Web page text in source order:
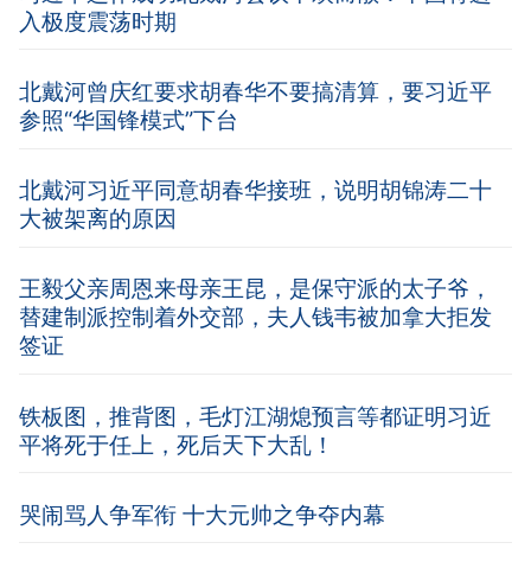
入极度震荡时期
北戴河曾庆红要求胡春华不要搞清算，要习近平
参照“华国锋模式”下台
北戴河习近平同意胡春华接班，说明胡锦涛二十
大被架离的原因
王毅父亲周恩来母亲王昆，是保守派的太子爷，
替建制派控制着外交部，夫人钱韦被加拿大拒发
签证
铁板图，推背图，毛灯江湖熄预言等都证明习近
平将死于任上，死后天下大乱！
哭闹骂人争军衔 十大元帅之争夺内幕